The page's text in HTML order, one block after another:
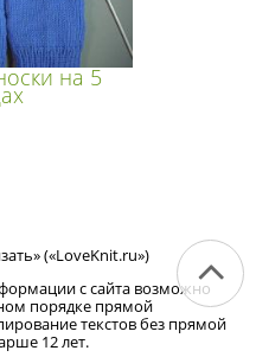
на 5
(«LoveKnit.ru»)
с сайта возможно
порядке прямой
текстов без прямой
12 лет.